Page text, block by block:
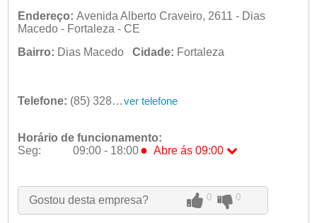
Endereço: Avenida Alberto Craveiro, 2611 - Dias
Macedo - Fortaleza - CE
Bairro: Dias Macedo Cidade: Fortaleza
Telefone: (85) 3289-4457 ver telefone
Horário de funcionamento:
Seg:
09:00 - 18:00 ● Abre ás 09:00
Qua:
09:00 - 18:00
Qui:
09:00 - 18:00
Gostou desta empresa? 0 0